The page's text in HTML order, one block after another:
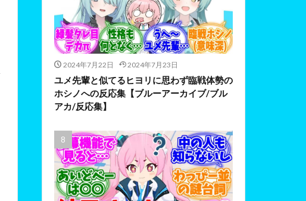
2024年7月22日 2024年7月23日
ユメ先輩と似てるヒヨリに思わず臨戦体勢の
ホシノへの反応集【ブルーアーカイブ/ブル
アカ/反応集】